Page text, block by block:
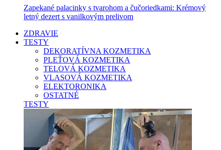
Zapekané palacinky s tvarohom a čučoriedkami: Krémový
letný dezert s vanilkovým prelivom
ZDRAVIE
TESTY
DEKORATÍVNA KOZMETIKA
PLEŤOVÁ KOZMETIKA
TELOVÁ KOZMETIKA
VLASOVÁ KOZMETIKA
ELEKTORONIKA
OSTATNÉ
TESTY